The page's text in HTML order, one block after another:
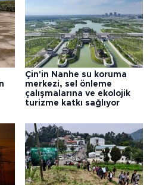
Çin'in Nanhe su koruma
merkezi, sel önleme
çalışmalarına ve ekolojik
turizme katkı sağlıyor